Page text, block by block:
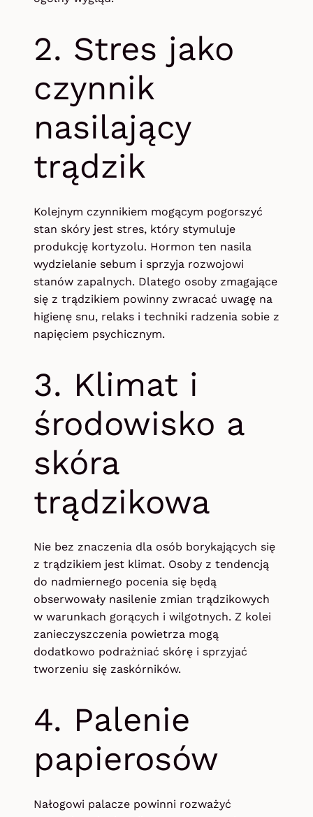
2. Stres jako
czynnik
nasilający
trądzik
Kolejnym czynnikiem mogącym pogorszyć
stan skóry jest stres, który stymuluje
produkcję kortyzolu. Hormon ten nasila
wydzielanie sebum i sprzyja rozwojowi
stanów zapalnych. Dlatego osoby zmagające
się z trądzikiem powinny zwracać uwagę na
higienę snu, relaks i techniki radzenia sobie z
napięciem psychicznym.
3. Klimat i
środowisko a
skóra
trądzikowa
Nie bez znaczenia dla osób borykających się
z trądzikiem jest klimat. Osoby z tendencją
do nadmiernego pocenia się będą
obserwowały nasilenie zmian trądzikowych
w warunkach gorących i wilgotnych. Z kolei
zanieczyszczenia powietrza mogą
dodatkowo podrażniać skórę i sprzyjać
tworzeniu się zaskórników.
4. Palenie
papierosów
Nałogowi palacze powinni rozważyć